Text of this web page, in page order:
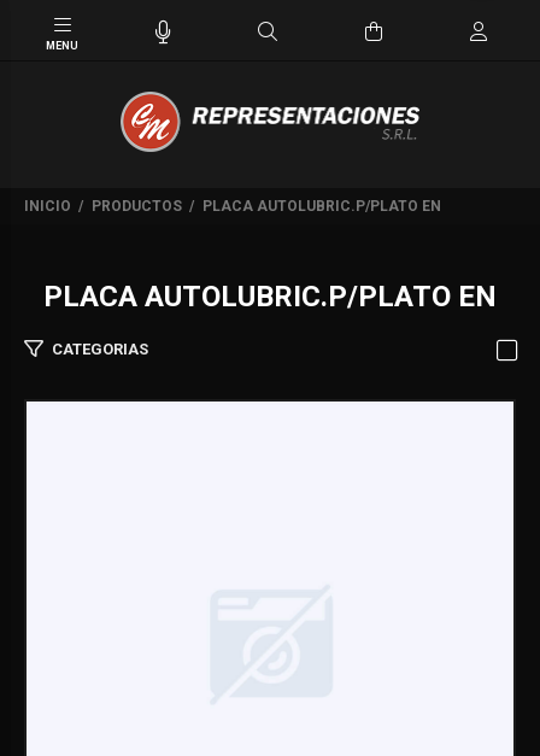
INICIO PRODUCTOS PLACA AUTOLUBRIC.P/PLATO EN
PLACA AUTOLUBRIC.P/PLATO EN
CATEGORIAS